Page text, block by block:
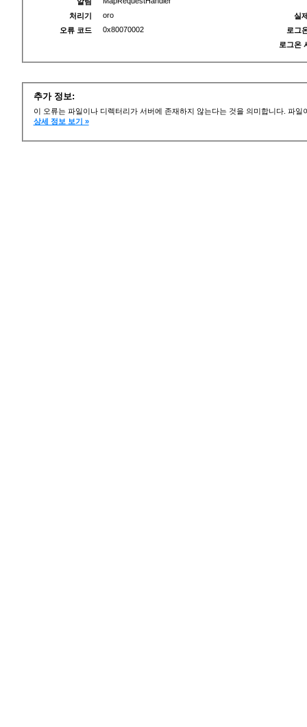
처리기
oro
오류 코드
0x80070002
실
로그
로그온
추가 정보:
이 오류는 파일이나 디렉터리가 서버에 존재하지 않는다는 것을 의미합니다. 파
상세 정보 보기 »